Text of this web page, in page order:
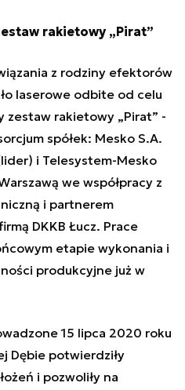
rakietowy „Pirat”
z rodziny efektorów
laserowe odbite od celu
rakietowy „Pirat” -
spółek: Mesko S.A.
i Telesystem-Mesko
we współpracy z
i partnerem
DKKB Łucz. Prace
etapie wykonania i
produkcyjne już w
15 lipca 2020 roku
Dębie potwierdziły
i pozwoliły na